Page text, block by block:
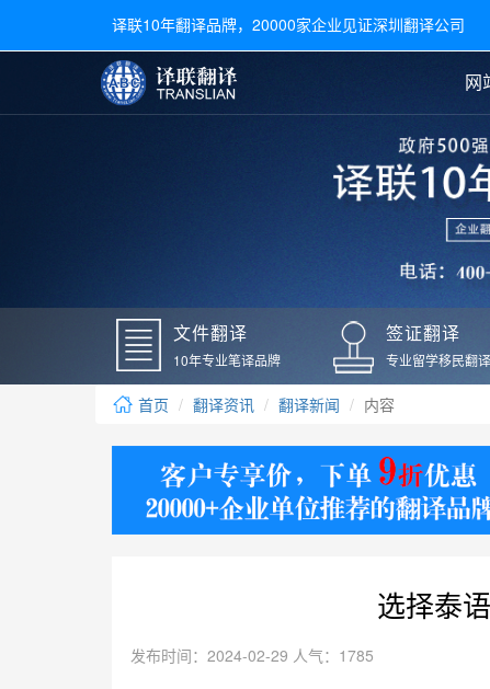
译联10年翻译品牌，20000家企业见证深圳翻译公司
网
文件翻译
广交会翻译
常用语种翻译
日语翻译
德语翻译
毕业证翻译
户口本翻译
学位证翻译
身份证翻译
签
银行
驾
疫苗
新
核酸
译
翻译新闻
文件翻译
10年专业笔译品牌
签证翻译
专业留学移民翻译
首页 翻译资讯 翻译新闻 内容
选择泰
发布时间：2024-02-29 人气：1785